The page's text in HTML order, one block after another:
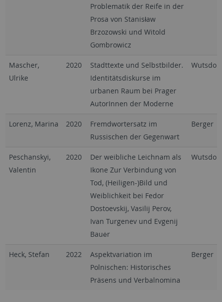
Problematik der Reife in der
Prosa von Stanisław
Brzozowski und Witold
Gombrowicz
Mascher,
Ulrike
2020
Stadttexte und Selbstbilder.
Identitätsdiskurse im
urbanen Raum bei Prager
AutorInnen der Moderne
Lorenz, Marina 2020
Fremdwortersatz im
Russischen der Gegenwart
Berger
Peschanskyi,
Valentin
2020
Der weibliche Leichnam als
Ikone Zur Verbindung von
Tod, (Heiligen-)Bild und
Weiblichkeit bei Fedor
Dostoevskij, Vasilij Perov,
Ivan Turgenev und Evgenij
Bauėr
Heck, Stefan 2022
Aspektvariation im
Polnischen: Historisches
Präsens und Verbalnomina
Berger